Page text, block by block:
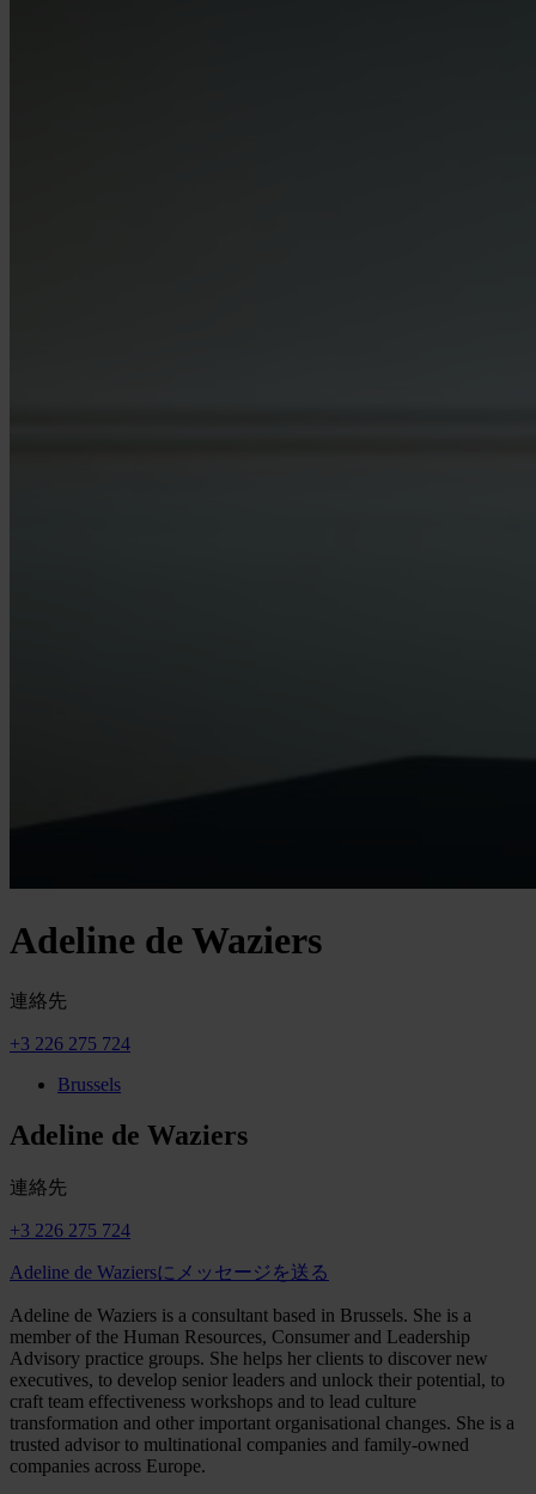
Adeline de Waziers
連絡先
+3 226 275 724
Brussels
Adeline de Waziers
連絡先
+3 226 275 724
Adeline de Waziersにメッセージを送る
Adeline de Waziers is a consultant based in Brussels. She is a
member of the Human Resources, Consumer and Leadership
Advisory practice groups. She helps her clients to discover new
executives, to develop senior leaders and unlock their potential, to
craft team effectiveness workshops and to lead culture
transformation and other important organisational changes. She is a
trusted advisor to multinational companies and family-owned
companies across Europe.